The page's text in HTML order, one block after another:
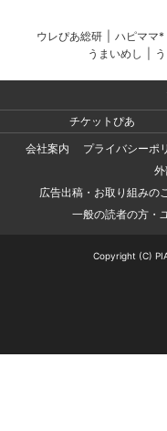
ウレぴあ総研 ハピママ*
うまいめし
チケットぴあ
会社案内
プライバシーポ
広告出稿・お取り組みの
一般の読者の方・
Copyright (C)